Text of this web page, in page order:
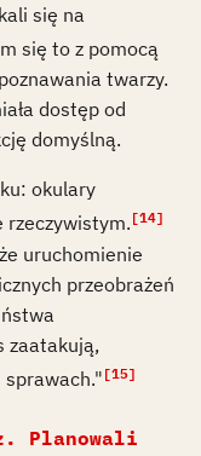
się na
się to z pomocą
twarzy.
dostęp od
domyślną.
okulary
rzeczywistym. [14]
uruchomienie
przeobrażeń
zaatakują,
[15]
Planowali